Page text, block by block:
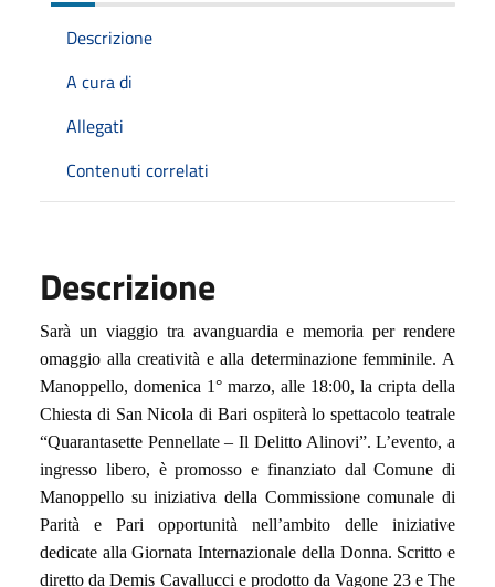
Descrizione
A cura di
Allegati
Contenuti correlati
Descrizione
Sarà un viaggio tra avanguardia e memoria per rendere
omaggio alla creatività e alla determinazione femminile. A
Manoppello, domenica 1° marzo, alle 18:00, la cripta della
Chiesta di San Nicola di Bari ospiterà lo spettacolo teatrale
“Quarantasette Pennellate – Il Delitto Alinovi”. L’evento, a
ingresso libero, è promosso e finanziato dal Comune di
Manoppello su iniziativa della Commissione comunale di
Parità e Pari opportunità nell’ambito delle iniziative
dedicate alla Giornata Internazionale della Donna. Scritto e
diretto da Demis Cavallucci e prodotto da Vagone 23 e The